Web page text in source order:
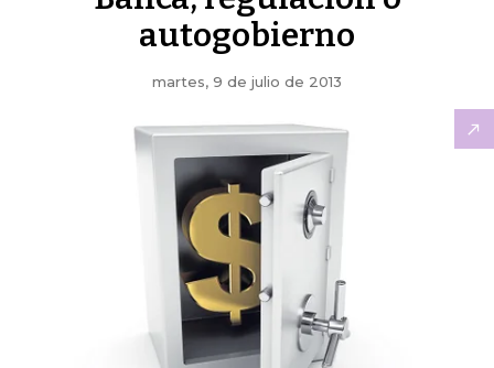
autogobierno
martes, 9 de julio de 2013